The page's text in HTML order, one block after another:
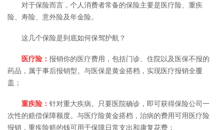
对于保险而言，个人消费者常备的保险主要是医疗险、重疾
险、寿险、意外险及年金险。
这几个保险是到底如何保驾护航？
医疗险： 报销你的医疗费用，包括门诊、住院以及医保不报的
药品，属于事后报销型。与医保是黄金搭档，实现医疗报销全覆
盖；
重疾险： 针对重大疾病。只要医院确诊，即可获得保险公司一
次性的赔偿保障额度。与医疗险黄金搭档，治病的费用可用医疗险
报销，重疾险赔的钱可用于保障日常支出和康复花费；